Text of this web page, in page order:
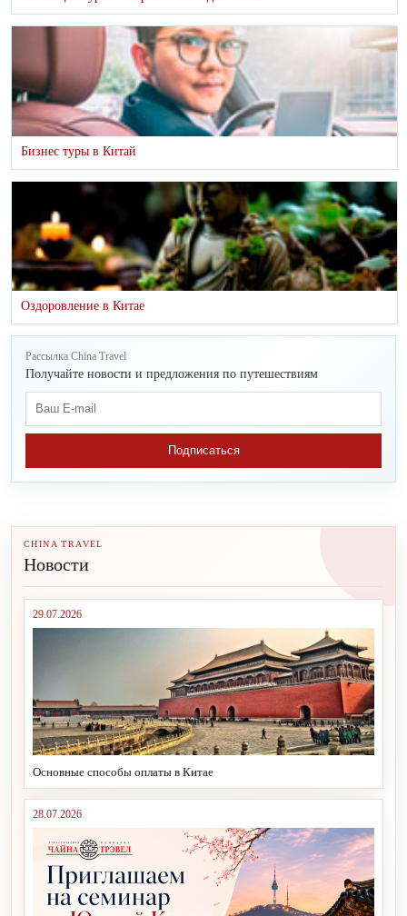
Бизнес туры в Китай
Оздоровление в Китае
Рассылка China Travel
Получайте новости и предложения по путешествиям
Подписаться
CHINA TRAVEL
Новости
29.07.2026
Основные способы оплаты в Китае
28.07.2026